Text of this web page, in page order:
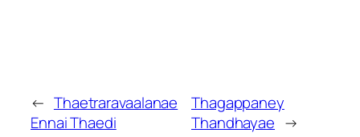
← Thaetraravaalanae
Ennai Thaedi
Thagappaney
Thandhayae →